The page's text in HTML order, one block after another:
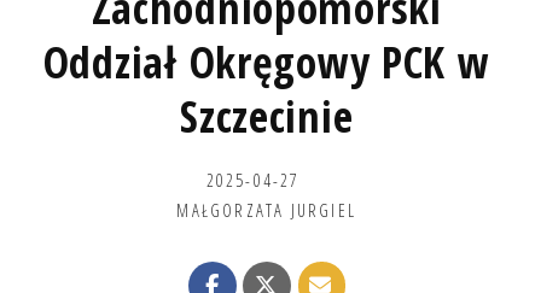
Oddział Okręgowy PCK w
Szczecinie
2025-04-27
MAŁGORZATA JURGIEL